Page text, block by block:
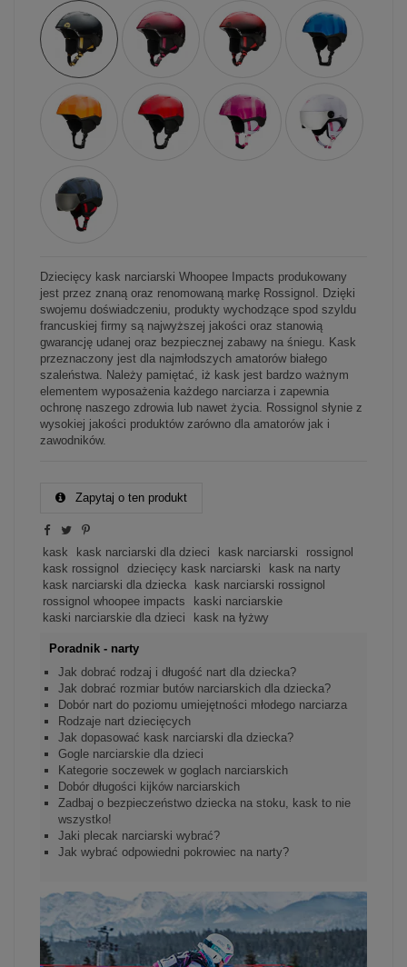
Dziecięcy kask narciarski Whoopee Impacts produkowany
jest przez znaną oraz renomowaną markę Rossignol. Dzięki
swojemu doświadczeniu, produkty wychodzące spod szyldu
francuskiej firmy są najwyższej jakości oraz stanowią
gwarancję udanej oraz bezpiecznej zabawy na śniegu. Kask
przeznaczony jest dla najmłodszych amatorów białego
szaleństwa. Należy pamiętać, iż kask jest bardzo ważnym
elementem wyposażenia każdego narciarza i zapewnia
ochronę naszego zdrowia lub nawet życia. Rossignol słynie z
wysokiej jakości produktów zarówno dla amatorów jak i
zawodników.
Zapytaj o ten produkt
kask kask narciarski dla dzieci kask narciarski
rossignol
kask rossignol
dziecięcy kask narciarski
kask na narty
kask narciarski dla dziecka
kask narciarski rossignol
rossignol whoopee impacts
kaski narciarskie
kaski narciarskie dla dzieci
kask na łyżwy
Poradnik - narty
Jak dobrać rodzaj i długość nart dla dziecka?
Jak dobrać rozmiar butów narciarskich dla dziecka?
Dobór nart do poziomu umiejętności młodego narciarza
Rodzaje nart dziecięcych
Jak dopasować kask narciarski dla dziecka?
Gogle narciarskie dla dzieci
Kategorie soczewek w goglach narciarskich
Dobór długości kijków narciarskich
Zadbaj o bezpieczeństwo dziecka na stoku, kask to nie
wszystko!
Jaki plecak narciarski wybrać?
Jak wybrać odpowiedni pokrowiec na narty?